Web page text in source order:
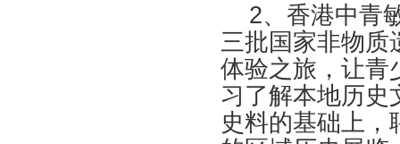
2、香港中青
三批国家非物质
体验之旅，让青
习了解本地历史
史料的基础上